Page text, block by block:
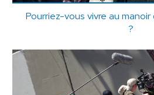
Pourriez-vous vivre au
?